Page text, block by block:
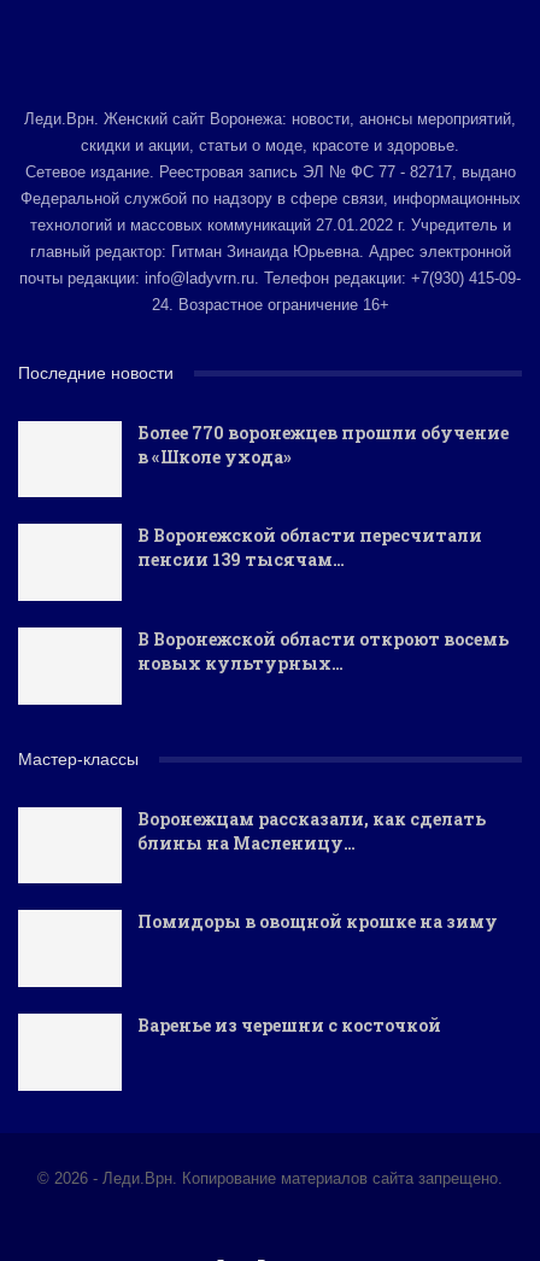
Леди.Врн. Женский сайт Воронежа: новости, анонсы мероприятий,
скидки и акции, статьи о моде, красоте и здоровье.
Сетевое издание. Реестровая запись ЭЛ № ФС 77 - 82717, выдано
Федеральной службой по надзору в сфере связи, информационных
технологий и массовых коммуникаций 27.01.2022 г. Учредитель и
главный редактор: Гитман Зинаида Юрьевна. Адрес электронной
почты редакции: info@ladyvrn.ru. Телефон редакции: +7(930) 415-09-
24. Возрастное ограничение 16+
Последние новости
Более 770 воронежцев прошли обучение
в «Школе ухода»
В Воронежской области пересчитали
пенсии 139 тысячам…
В Воронежской области откроют восемь
новых культурных…
Мастер-классы
Воронежцам рассказали, как сделать
блины на Масленицу…
Помидоры в овощной крошке на зиму
Варенье из черешни с косточкой
© 2026 - Леди.Врн. Копирование материалов сайта запрещено.